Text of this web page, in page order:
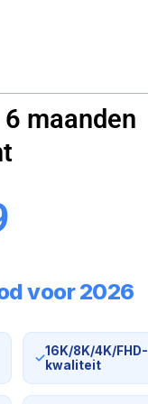
maanden
voor 2026
✓16K/8K/4K/FHD-
kwaliteit